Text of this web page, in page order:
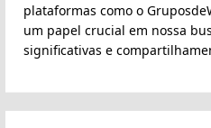
plataformas como o
um papel crucial em nossa
significativas e